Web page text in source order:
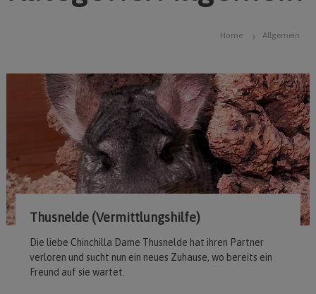
Home Allgemein
Thusnelde (Vermittlungshilfe)
Die liebe Chinchilla Dame Thusnelde hat ihren Partner
verloren und sucht nun ein neues Zuhause, wo bereits ein
Freund auf sie wartet.